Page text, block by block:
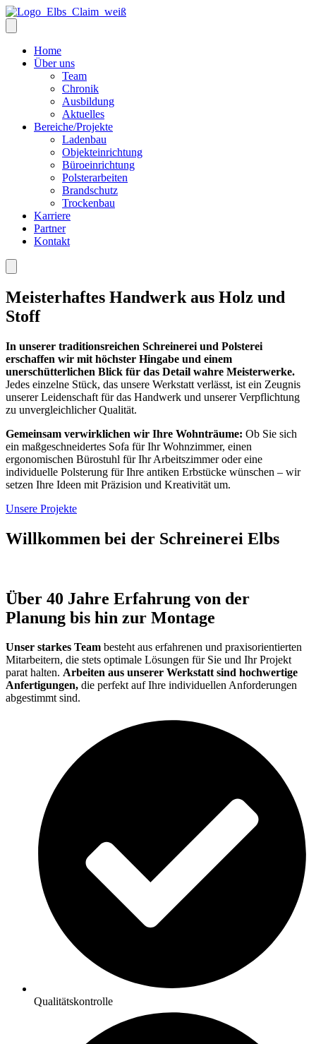
Home
Über uns
Team
Chronik
Ausbildung
Aktuelles
Bereiche/Projekte
Ladenbau
Objekteinrichtung
Büroeinrichtung
Polsterarbeiten
Brandschutz
Trockenbau
Karriere
Partner
Kontakt
Meisterhaftes Handwerk aus Holz und
Stoff
In unserer traditionsreichen Schreinerei und Polsterei
erschaffen wir mit höchster Hingabe und einem
unerschütterlichen Blick für das Detail wahre Meisterwerke.
Jedes einzelne Stück, das unsere Werkstatt verlässt, ist ein Zeugnis
unserer Leidenschaft für das Handwerk und unserer Verpflichtung
zu unvergleichlicher Qualität.
Gemeinsam verwirklichen wir Ihre Wohnträume: Ob Sie sich
ein maßgeschneidertes Sofa für Ihr Wohnzimmer, einen
ergonomischen Bürostuhl für Ihr Arbeitszimmer oder eine
individuelle Polsterung für Ihre antiken Erbstücke wünschen – wir
setzen Ihre Ideen mit Präzision und Kreativität um.
Unsere Projekte
Willkommen bei der Schreinerei Elbs
Über 40 Jahre Erfahrung von der
Planung bis hin zur Montage
Unser starkes Team besteht aus erfahrenen und praxisorientierten
Mitarbeitern, die stets optimale Lösungen für Sie und Ihr Projekt
parat halten. Arbeiten aus unserer Werkstatt sind hochwertige
Anfertigungen, die perfekt auf Ihre individuellen Anforderungen
abgestimmt sind.
Qualitätskontrolle